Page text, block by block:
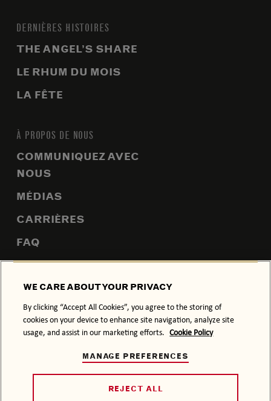
DERNIÈRES HISTOIRES
THE ANGEL’S SHARE
LE RHUM DU MOIS
LA FÊTE
À PROPOS DE NOUS
COMMUNIQUEZ AVEC
NOUS
MÉDIAS
CARRIÈRES
FAQ
PLAN DU SITE
POLITIQUE DE CONFIDENTIALITÉ
POLITIQUE SUR LES TÉMOINS
À CONSOMMER AVEC MODÉRATION.
CHAUVE-SOURIS SONT DES MARQUES DE COMMERCE DE
WE CARE ABOUT YOUR PRIVACY
By clicking “Accept All Cookies”, you agree to the storing of
cookies on your device to enhance site navigation, analyze site
usage, and assist in our marketing efforts. Cookie Policy
MANAGE PREFERENCES
REJECT ALL